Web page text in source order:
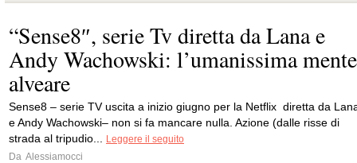
“Sense8″, serie Tv diretta da Lana e
Andy Wachowski: l’umanissima mente
alveare
Sense8 – serie TV uscita a inizio giugno per la Netflix diretta da
e Andy Wachowski– non si fa mancare nulla. Azione (dalle risse di
strada al tripudio...
Leggere il seguito
Da Alessiamocci